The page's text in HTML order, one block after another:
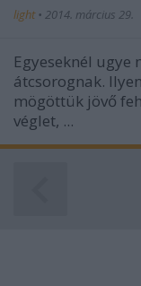
light • 2014. március 29.
Egyeseknél
átcsorognak.
mögöttük jövő
véglet, ...